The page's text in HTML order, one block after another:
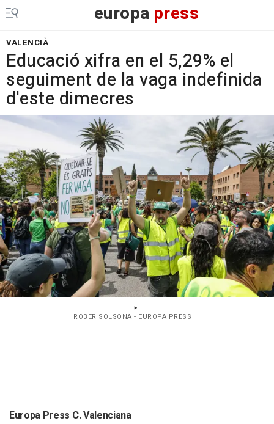
europa press
VALENCIÀ
Educació xifra en el 5,29% el
seguiment de la vaga indefinida
d'este dimecres
ROBER SOLSONA - EUROPA PRESS
Europa Press C. Valenciana